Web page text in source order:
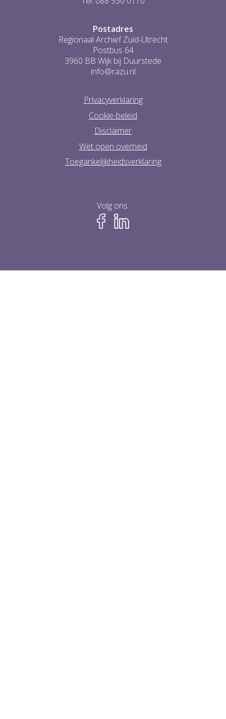
Postadres
Regionaal Archief Zuid-Utrecht
Postbus 64
3960 BB Wijk bij Duurstede
info@razu.nl
Privacyverklaring
Cookie-beleid
Disclaimer
Wet open overheid
Toegankelijkheidsverklaring
Volg ons: